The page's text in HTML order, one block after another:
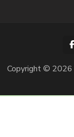
Copyright © 2026